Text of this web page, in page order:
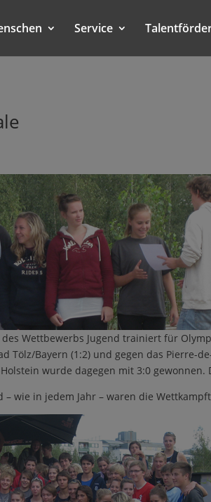
Service
Wettbewerbs Jugend trainiert für
Tölz/Bayern (1:2) und gegen das Pierre-
wurde dagegen mit 3:0
wie in jedem Jahr – waren die